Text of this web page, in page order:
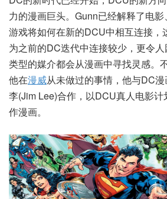
力的漫画巨头。Gunn已经解释了电
游戏将如何在新的DCU中相互连接，
为之前的DC迭代中连接较少，更令
类型的媒介都会从漫画中寻找灵感。
他在漫威从未做过的事情，他与DC
李(Jim Lee)合作，以DCU真人电影
作漫画。